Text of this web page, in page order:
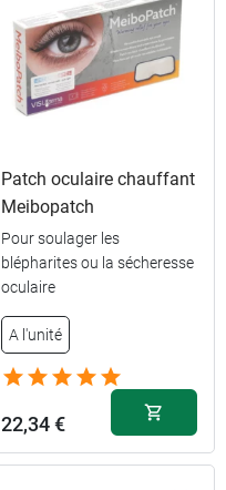
Patch oculaire chauffant
Meibopatch
Pour soulager les
blépharites ou la sécheresse
oculaire
A l'unité
22,34 €